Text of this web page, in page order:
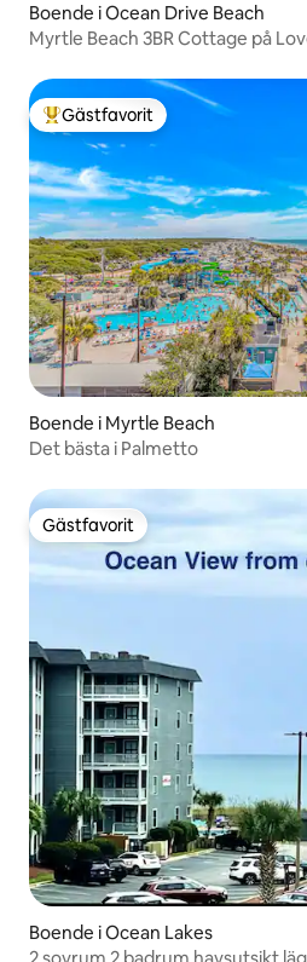
Boende i Ocean Drive Beach
Myrtle Beach 3BR Cottage på
Populär gästfavorit
Gästfavorit
Boende i Myrtle Beach
Det bästa i Palmetto
Gästfavorit
Gästfavorit
Boende i Ocean Lakes